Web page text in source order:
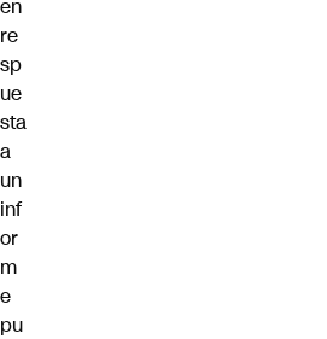
en
re
sp
ue
sta
a
un
inf
or
m
e
pu